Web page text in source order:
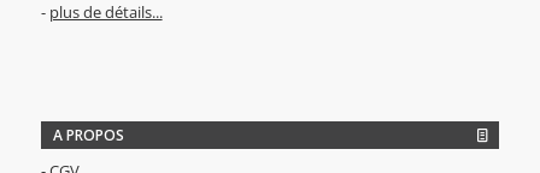
- plus de détails...
A PROPOS